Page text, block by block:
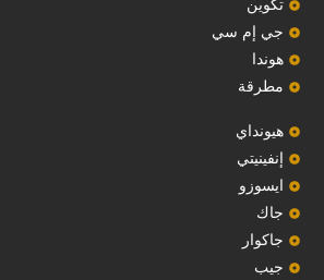
‏تكوين‏
جي إم سي
هوندا
مطرقة
هيونداي
إنفينيتي
‏ايسوزو‏
‏جاك‏
جاكوار
جيب